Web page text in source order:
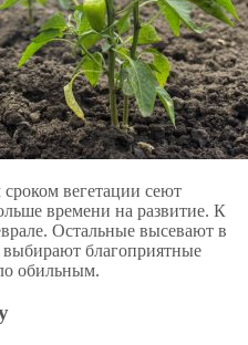
вегетации сеют
времени на развитие. К
Остальные высевают в
выбирают благоприятные
обильным.